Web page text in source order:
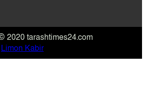
2020 tarashtimes24.com
Limon Kabir